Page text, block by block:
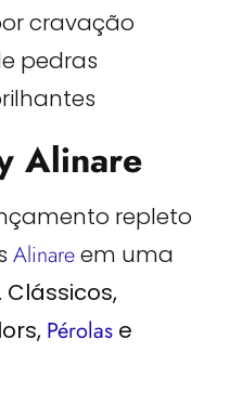
Alinare
repleto
Alinareem uma
Clássicos,
Pérolas e